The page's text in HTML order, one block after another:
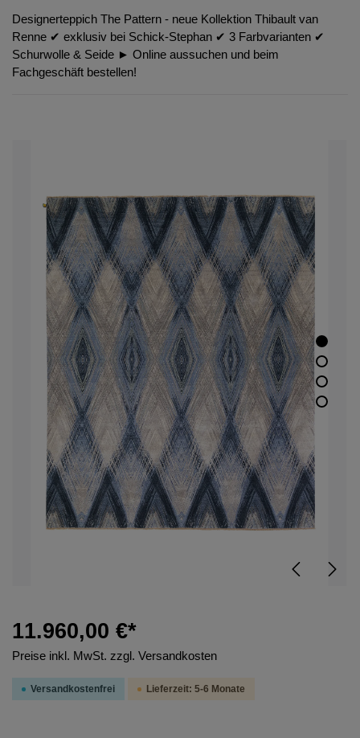
Designerteppich The Pattern - neue Kollektion Thibault van
Renne ✔︎ exklusiv bei Schick-Stephan ✔︎ 3 Farbvarianten ✔︎
Schurwolle & Seide ► Online aussuchen und beim
Fachgeschäft bestellen!
11.960,00 €*
Preise inkl. MwSt. zzgl. Versandkosten
Versandkostenfrei Lieferzeit: 5-6 Monate